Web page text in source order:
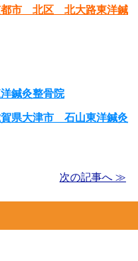
市 北区 北大路東洋鍼
鍼灸整骨院
県大津市 石山東洋鍼灸
次の記事へ ≫